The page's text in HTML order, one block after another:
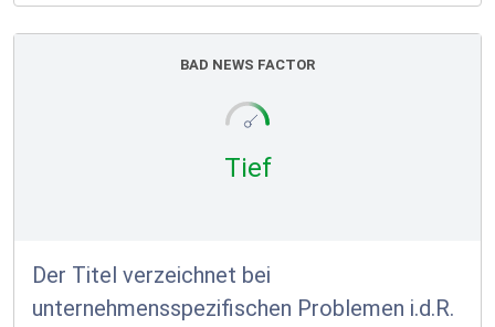
BAD NEWS FACTOR
Tief
Der Titel verzeichnet bei
unternehmensspezifischen Problemen i.d.R.